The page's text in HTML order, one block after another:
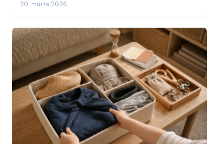
20. marts 2026